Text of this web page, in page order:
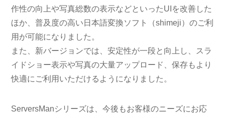
作性の向上や写真総数の表示などといったUIを改善した
ほか、普及度の高い日本語変換ソフト（shimeji）のご利
用が可能になりました。
また、新バージョンでは、安定性が一段と向上し、スラ
イドショー表示や写真の大量アップロード、保存もより
快適にご利用いただけるようになりました。
ServersManシリーズは、今後もお客様のニーズにお応